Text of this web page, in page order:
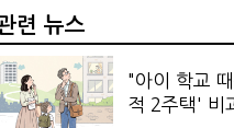
련 뉴스
"아이 학교
적 2주택' 비